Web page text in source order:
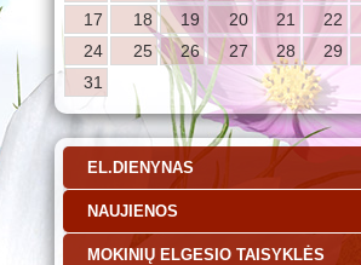
17
18 19 20 21 22
24
25 26 27 28 29
31
EL.DIENYNAS
NAUJIENOS
MOKINIŲ ELGESIO TAISYKLĖS